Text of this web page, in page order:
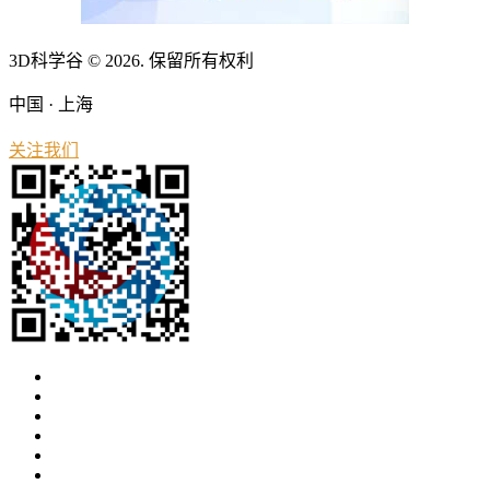
3D科学谷 © 2026. 保留所有权利
中国 · 上海
关注我们